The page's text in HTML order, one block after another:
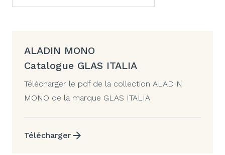
ALADIN MONO
Catalogue GLAS ITALIA
Télécharger le pdf de la collection ALADIN
MONO de la marque GLAS ITALIA
Télécharger